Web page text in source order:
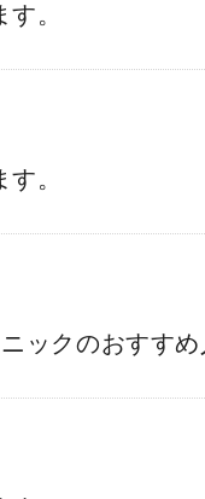
。
。
ックのおすす